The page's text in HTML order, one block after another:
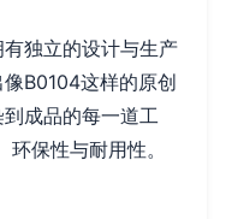
独立的设计与生产
B0104这样的原创
成品的每一道工
保性与耐用性。